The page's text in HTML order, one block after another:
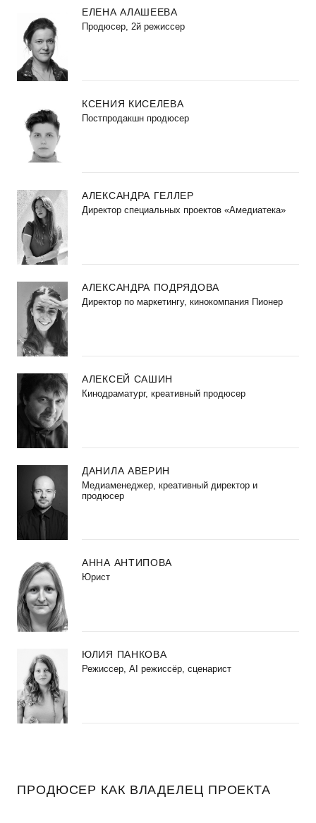
ЕЛЕНА АЛАШЕЕВА
Продюсер, 2й режиссер
КСЕНИЯ КИСЕЛЕВА
Постпродакшн продюсер
АЛЕКСАНДРА ГЕЛЛЕР
Директор специальных проектов «Амедиатека»
АЛЕКСАНДРА ПОДРЯДОВА
Директор по маркетингу, кинокомпания Пионер
АЛЕКСЕЙ САШИН
Кинодраматург, креативный продюсер
ДАНИЛА АВЕРИН
Медиаменеджер, креативный директор и
продюсер
АННА АНТИПОВА
Юрист
ЮЛИЯ ПАНКОВА
Режиссер, AI режиссёр, сценарист
ПРОДЮСЕР КАК ВЛАДЕЛЕЦ ПРОЕКТА